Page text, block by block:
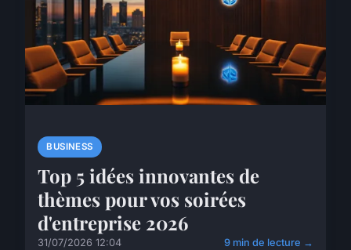
BUSINESS
Top 5 idées innovantes de
thèmes pour vos soirées
d'entreprise 2026
31/07/2026 12:04 9 min de lecture →